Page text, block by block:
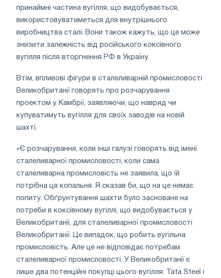
принаймні частина вугілля, що видобувається,
використовуватиметься для внутрішнього
виробництва сталі. Вони також кажуть, що це може
знизити залежність від російського коксівного
вугілля після вторгнення РФ в Україну.
Втім, впливові фігури в сталеливарній промисловості
Великобританії говорять про розчарування
проектом у Камбрії, заявляючи, що навряд чи
купуватимуть вугілля для своїх заводів на новій
шахті.
«Є розчарування, коли інші галузі говорять від імені
сталеливарної промисловості, коли сама
сталеливарна промисловість не заявила, що їй
потрібна ця копальня. Я сказав би, що на це немає
попиту. Обґрунтування шахти було засноване на
потреби в коксівному вугіллі, що видобувається у
Великобританії, для сталеливарної промисловості
Великобританії. Це випадок, що робить вугільна
промисловість. Але це не відповідає потребам
сталеливарної промисловості. У Великобританії є
лише два потенційні покупці цього вугілля: Tata Steel і